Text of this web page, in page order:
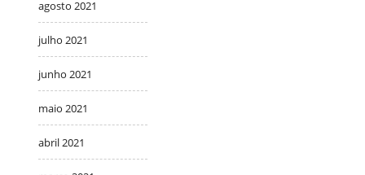
agosto 2021
julho 2021
junho 2021
maio 2021
abril 2021